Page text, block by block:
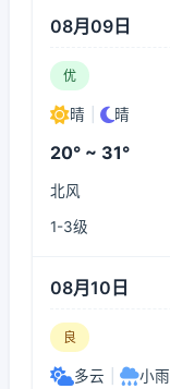
08月09日
优
晴 晴
20° ~ 31°
北风
1-3级
08月10日
良
多云 小雨